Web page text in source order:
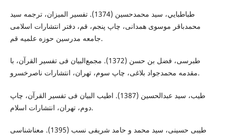
طباطبايي، سيد محمدحسين (1374). تفسير الميزان، ترجمه سيد
محمدباقر موسوی همدانی، چاپ پنجم، قم، دفتر انتشارات اسلامی
جامعه مدرسین حوزه علمیه قم.
طبرسی، فضل بن حسن (1372). مجمع‌البیان فی تفسیر القرآن، با
مقدمه محمدجواد بلاغی، چاپ سوم، تهران، انتشارات ناصرخسرو.
طیب، سید عبدالحسین (1387). اطیب البیان فی تفسیر القرآن، چاپ
دوم، تهران، انتشارات اسلام.
طیبی حسینی، سید محمد و حامد شریفی نسب (1395). معناشناسی